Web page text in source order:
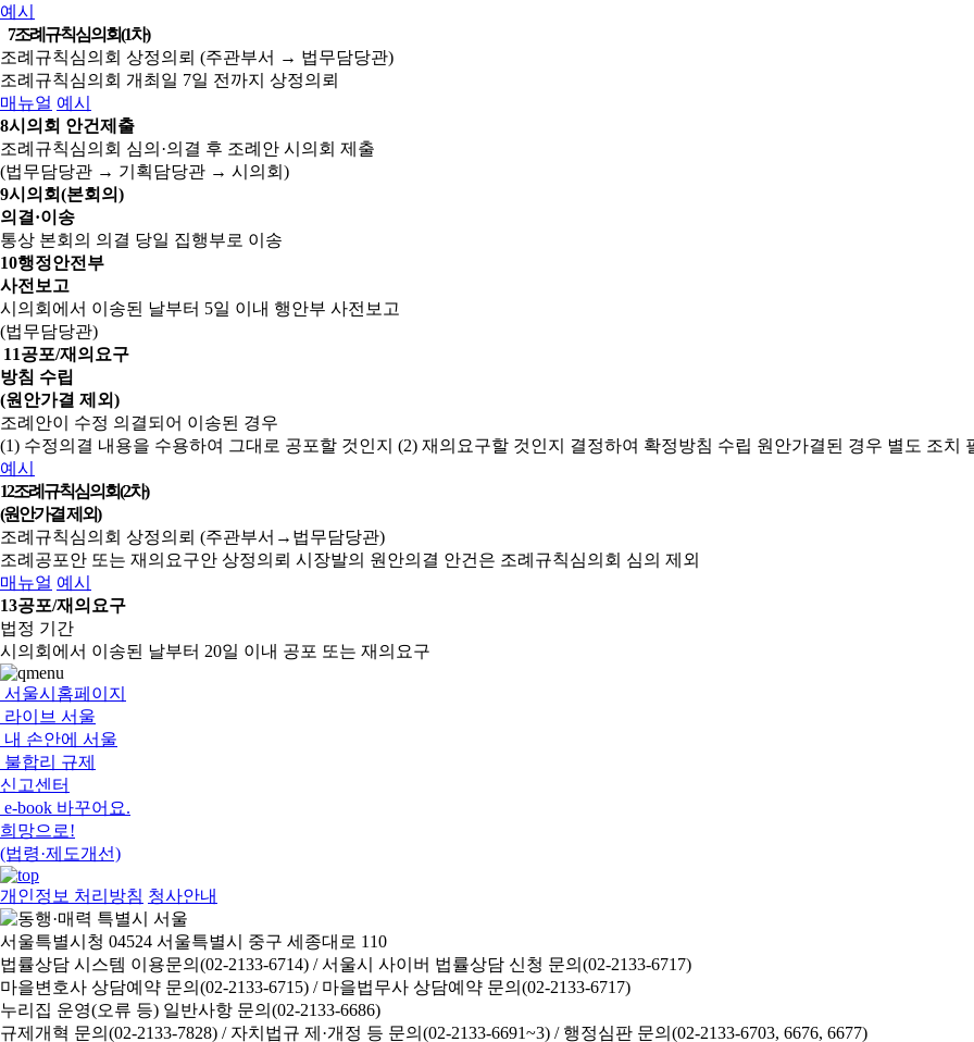
예시
7조례규칙심의회(1차)
조례규칙심의회 상정의뢰 (주관부서 → 법무담당관)
조례규칙심의회 개최일 7일 전까지 상정의뢰
매뉴얼 예시
8시의회 안건제출
조례규칙심의회 심의·의결 후 조례안 시의회 제출
(법무담당관 → 기획담당관 → 시의회)
9시의회(본회의)
의결·이송
통상 본회의 의결 당일 집행부로 이송
10행정안전부
사전보고
시의회에서 이송된 날부터 5일 이내 행안부 사전보고
(법무담당관)
11공포/재의요구
방침 수립
(원안가결 제외)
조례안이 수정 의결되어 이송된 경우
(1) 수정의결 내용을 수용하여 그대로 공포할 것인지 (2) 재의요구할 것인지 결정하여 확정방침 수립 원안가결된 경우 별도 조치
예시
12조례규칙심의회(2차)
(원안가결 제외)
조례규칙심의회 상정의뢰 (주관부서→법무담당관)
조례공포안 또는 재의요구안 상정의뢰 시장발의 원안의결 안건은 조례규칙심의회 심의 제외
매뉴얼 예시
13공포/재의요구
법정 기간
시의회에서 이송된 날부터 20일 이내 공포 또는 재의요구
서울시홈페이지
라이브 서울
내 손안에 서울
불합리 규제
신고센터
e-book 바꾸어요.
희망으로!
(법령·제도개선)
개인정보 처리방침 청사안내
서울특별시청 04524 서울특별시 중구 세종대로 110
법률상담 시스템 이용문의(02-2133-6714) /서울시 사이버 법률상담 신청 문의(02-2133-6717)
마을변호사 상담예약 문의(02-2133-6715) / 마을법무사 상담예약 문의(02-2133-6717)
누리집 운영(오류 등) 일반사항 문의(02-2133-6686)
규제개혁 문의(02-2133-7828) / 자치법규 제·개정 등 문의(02-2133-6691~3) / 행정심판 문의(02-2133-6703, 6676, 6677)